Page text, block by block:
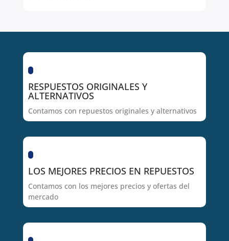
RESPUESTOS ORIGINALES Y
ALTERNATIVOS
Contamos con repuestos originales y alternativos
LOS MEJORES PRECIOS EN REPUESTOS
Contamos con los mejores precios y ofertas del
mercado